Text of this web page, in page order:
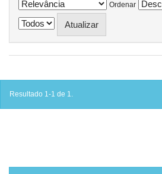
Ordenar
Resultado 1-1 de 1.